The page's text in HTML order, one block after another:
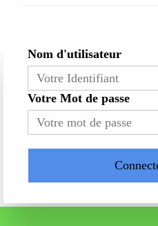
Nom d'utilisateur
Votre Mot de passe